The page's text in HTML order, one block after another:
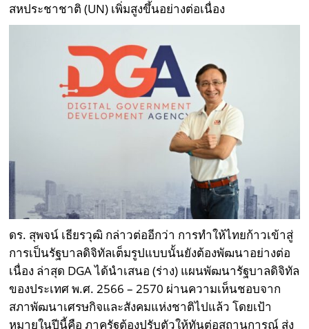
สหประชาชาติ (UN) เพิ่มสูงขึ้นอย่างต่อเนื่อง
ดร. สุพจน์ เธียรวุฒิ กล่าวต่ออีกว่า การทำให้ไทยก้าวเข้าสู่
การเป็นรัฐบาลดิจิทัลเต็มรูปแบบนั้นยังต้องพัฒนาอย่างต่อ
เนื่อง ล่าสุด DGA ได้นำเสนอ (ร่าง) แผนพัฒนารัฐบาลดิจิทัล
ของประเทศ พ.ศ. 2566 – 2570 ผ่านความเห็นชอบจาก
สภาพัฒนาเศรษกิจและสังคมแห่งชาติไปแล้ว โดยเป้า
หมายในปีนี้คือ ภาครัฐต้องปรับตัวให้ทันต่อสถานการณ์ ส่ง